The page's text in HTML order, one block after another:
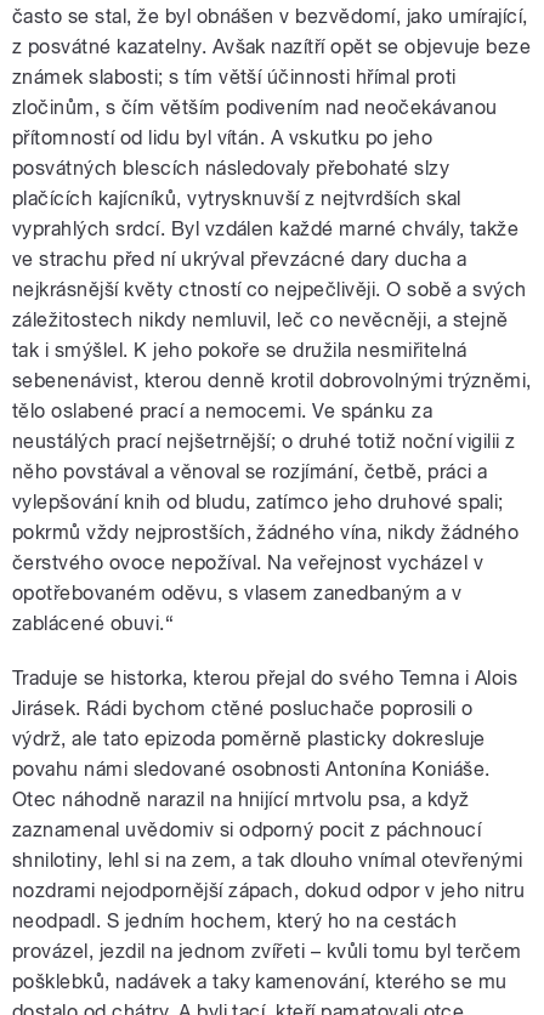
často se stal, že byl obnášen v bezvědomí, jako umírající,
z posvátné kazatelny. Avšak nazítří opět se objevuje beze
známek slabosti; s tím větší účinnosti hřímal proti
zločinům, s čím větším podivením nad neočekávanou
přítomností od lidu byl vítán. A vskutku po jeho
posvátných blescích následovaly přebohaté slzy
plačících kajícníků, vytrysknuvší z nejtvrdších skal
vyprahlých srdcí. Byl vzdálen každé marné chvály, takže
ve strachu před ní ukrýval převzácné dary ducha a
nejkrásnější květy ctností co nejpečlivěji. O sobě a svých
záležitostech nikdy nemluvil, leč co nevěcněji, a stejně
tak i smýšlel. K jeho pokoře se družila nesmiřitelná
sebenenávist, kterou denně krotil dobrovolnými trýzněmi,
tělo oslabené prací a nemocemi. Ve spánku za
neustálých prací nejšetrnější; o druhé totiž noční vigilii z
něho povstával a věnoval se rozjímání, četbě, práci a
vylepšování knih od bludu, zatímco jeho druhové spali;
pokrmů vždy nejprostších, žádného vína, nikdy žádného
čerstvého ovoce nepožíval. Na veřejnost vycházel v
opotřebovaném oděvu, s vlasem zanedbaným a v
zablácené obuvi.“
Traduje se historka, kterou přejal do svého Temna i Alois
Jirásek. Rádi bychom ctěné posluchače poprosili o
výdrž, ale tato epizoda poměrně plasticky dokresluje
povahu námi sledované osobnosti Antonína Koniáše.
Otec náhodně narazil na hnijící mrtvolu psa, a když
zaznamenal uvědomiv si odporný pocit z páchnoucí
shnilotiny, lehl si na zem, a tak dlouho vnímal otevřenými
nozdrami nejodpornější zápach, dokud odpor v jeho nitru
neodpadl. S jedním hochem, který ho na cestách
provázel, jezdil na jednom zvířeti – kvůli tomu byl terčem
pošklebků, nadávek a taky kamenování, kterého se mu